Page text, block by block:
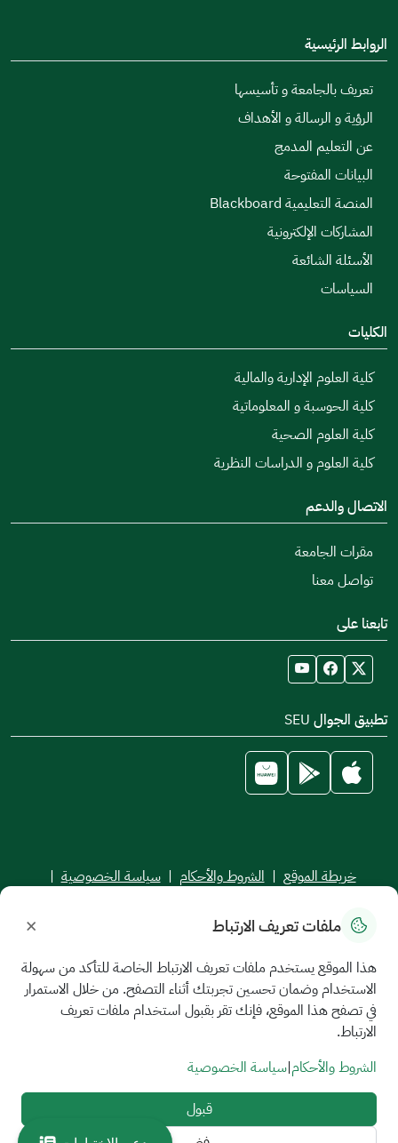
الروابط الرئيسية
تعريف بالجامعة و تأسيسها
الرؤية و الرسالة و الأهداف
عن التعليم المدمج
البيانات المفتوحة
المنصة التعليمية Blackboard
المشاركات الإلكترونية
الأسئلة الشائعة
السياسات
الكليات
كلية العلوم الإدارية والمالية
كلية الحوسبة و المعلوماتية
كلية العلوم الصحية
كلية العلوم و الدراسات النظرية
الاتصال والدعم
مقرات الجامعة
تواصل معنا
تابعنا على
تطبيق الجوال SEU
خريطة الموقع | الشروط والأحكام | سياسة الخصوصية |
جميع الحقوق محفوظة للجامعة السعودية الإلكترونية © 2026
ملفات تعريف الارتباط ×
هذا الموقع يستخدم ملفات تعريف الارتباط الخاصة للتأكد من سهولة
الاستخدام وضمان تحسين تجربتك أثناء التصفح. من خلال الاستمرار
في تصفح هذا الموقع، فإنك تقر بقبول استخدام ملفات تعريف
الارتباط.
الشروط والأحكام|سياسة الخصوصية
قبول